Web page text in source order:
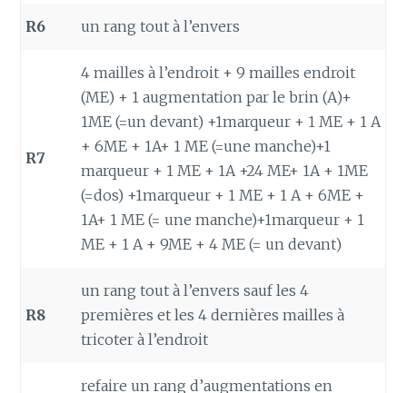
R6 un rang tout à l’envers
R7
4 mailles à l’endroit + 9 mailles endroit
(ME) + 1 augmentation par le brin (A)+
1ME (=un devant) +1marqueur + 1 ME + 1 A
+ 6ME + 1A+ 1 ME (=une manche)+1
marqueur + 1 ME + 1A +24 ME+ 1A + 1ME
(=dos) +1marqueur + 1 ME + 1 A + 6ME +
1A+ 1 ME (= une manche)+1marqueur + 1
ME + 1 A + 9ME + 4 ME (= un devant)
R8
un rang tout à l’envers sauf les 4
premières et les 4 dernières mailles à
tricoter à l’endroit
refaire un rang d’augmentations en